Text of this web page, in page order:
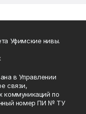
Уфимские нивы.
в Управлении
связи,
коммуникаций по
номер ПИ № ТУ